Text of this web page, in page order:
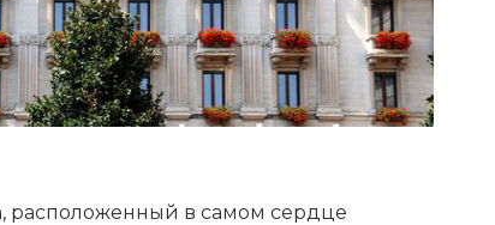
, расположенный в самом сердце